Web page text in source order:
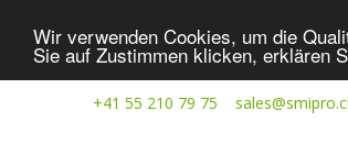
Wir verwenden Cookies, um die
Sie auf Zustimmen klicken, erklären
+41 55 210 79 75